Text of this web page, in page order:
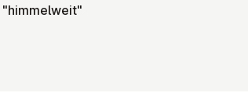
"himmelweit"